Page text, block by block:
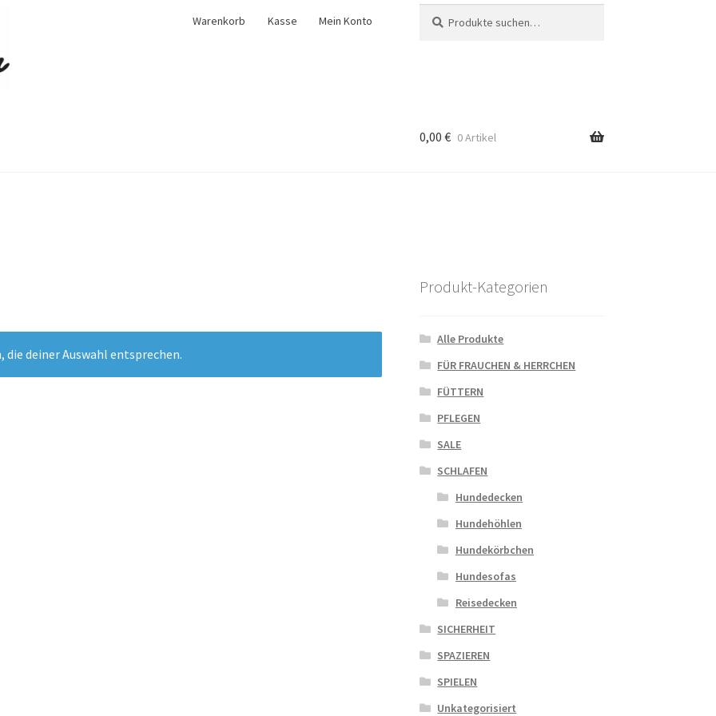
Warenkorb Kasse Mein Konto
nach:
0,00 € 0 Artikel
die deiner Auswahl entsprechen.
Produkt-Kategorien
Alle Produkte
FÜR FRAUCHEN & HERRCHEN
FÜTTERN
PFLEGEN
SALE
SCHLAFEN
Hundedecken
Hundehöhlen
Hundekörbchen
Hundesofas
Reisedecken
SICHERHEIT
SPAZIEREN
SPIELEN
Unkategorisiert